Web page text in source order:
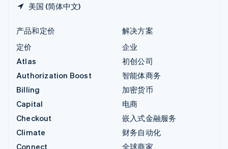
美国 (简体中文)
产品和定价
定价
Atlas
Authorization Boost
Billing
Capital
Checkout
Climate
Connect
解决方案
企业
初创公司
智能体商务
加密货币
电商
嵌入式金融服务
财务自动化
全球商家